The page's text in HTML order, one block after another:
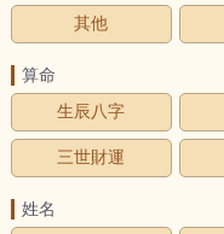
其他
算命
生辰八字
三世財運
姓名